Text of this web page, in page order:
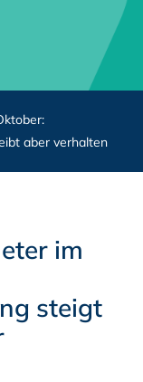
aber verhalten
im
steigt